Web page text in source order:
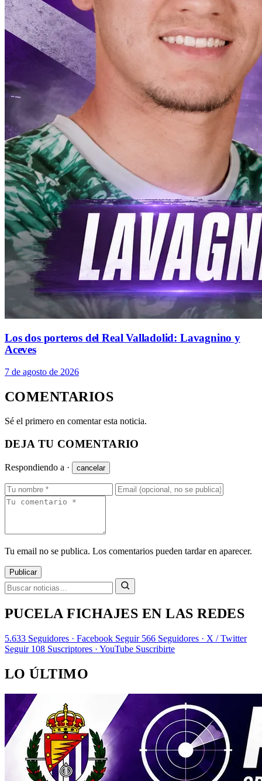
Los dos porteros del Real Valladolid: Lavagnino y
Aceves
7 de agosto de 2026
COMENTARIOS
Sé el primero en comentar esta noticia.
DEJA TU COMENTARIO
Respondiendo a · cancelar
Tu email no se publica. Los comentarios pueden tardar en aparecer.
Publicar
PUCELA FICHAJES EN LAS REDES
5.633 Seguidores · Facebook Seguir 566 Seguidores · X / Twitter
Seguir 108 Suscriptores · YouTube Suscribirte
LO ÚLTIMO